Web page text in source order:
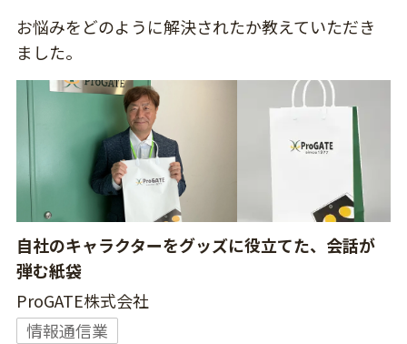
お悩みをどのように解決されたか教えていただき
ました。
自社のキャラクターをグッズに役立てた、会話が
弾む紙袋
ProGATE株式会社
情報通信業